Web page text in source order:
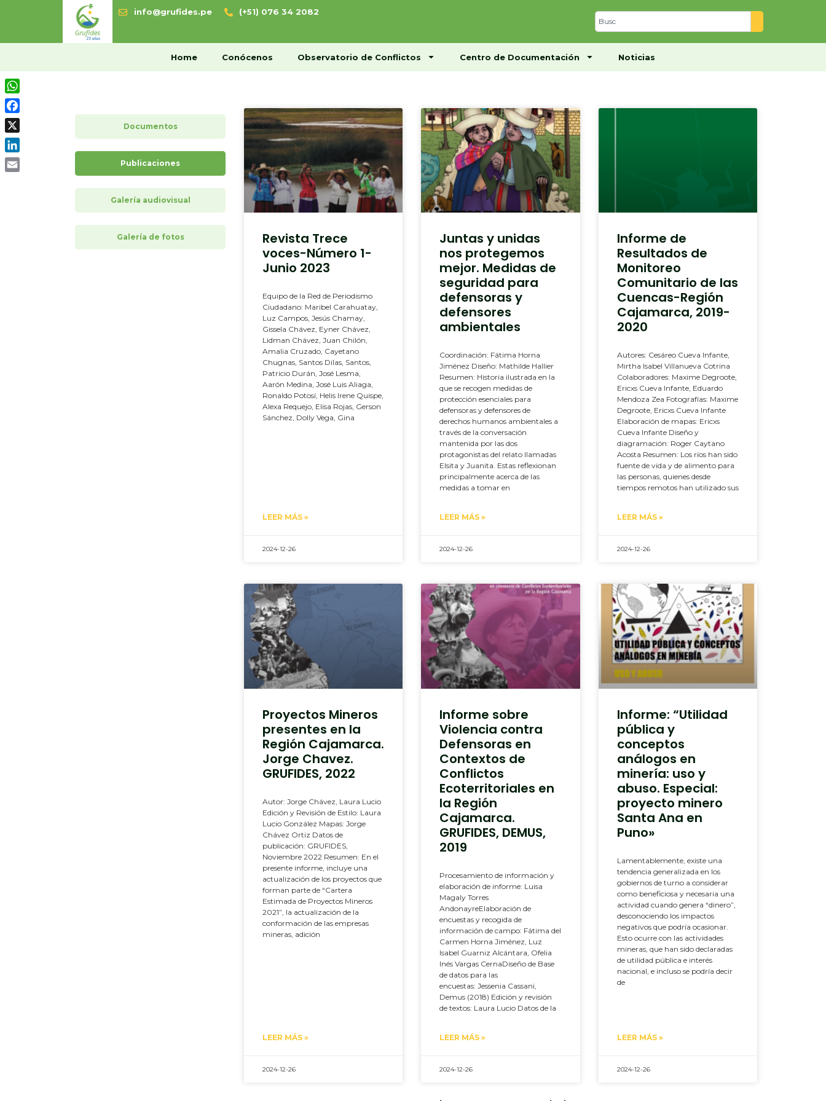
info@grufides.pe (+51) 076 34 2082
Home Conócenos Observatorio de Conflictos Centro de Documentación Noticias
Home Conócenos Centro de Documentación Noticias
Documentos
Publicaciones
Galería audiovisual
Galería de fotos
Revista Trece
voces-Número 1-
Junio 2023
Equipo de la Red de Periodismo
Ciudadano: Maribel Carahuatay,
Luz Campos, Jesús Chamay,
Gissela Chávez, Eyner Chávez,
Lidman Chávez, Juan Chilón,
Amalia Cruzado, Cayetano
Chugnas, Santos Dilas, Santos,
Patricio Durán, José Lesma,
Aarón Medina, José Luis Aliaga,
Ronaldo Potosí, Helis Irene Quispe,
Alexa Requejo, Elisa Rojas, Gerson
Sánchez, Dolly Vega, Gina
LEER MÁS »
2024-12-26
Juntas y unidas
nos protegemos
mejor. Medidas de
seguridad para
defensoras y
defensores
ambientales
Coordinación: Fátima Horna
Jiménez Diseño: Mathilde Hallier
Resumen: Historia ilustrada en la
que se recogen medidas de
protección esenciales para
defensoras y defensores de
derechos humanos ambientales a
través de la conversación
mantenida por las dos
protagonistas del relato llamadas
Elsita y Juanita. Estas reflexionan
principalmente acerca de las
medidas a tomar en
LEER MÁS »
2024-12-26
Informe de
Resultados de
Monitoreo
Comunitario de las
Cuencas-Región
Cajamarca, 2019-
2020
Autores: Cesáreo Cueva Infante,
Mirtha Isabel Villanueva Cotrina
Colaboradores: Maxime Degroote,
Ericxs Cueva Infante, Eduardo
Mendoza Zea Fotografías: Maxime
Degroote, Ericxs Cueva Infante
Elaboración de mapas: Ericxs
Cueva Infante Diseño y
diagramación: Roger Caytano
Acosta Resumen: Los ríos han sido
fuente de vida y de alimento para
las personas, quienes desde
tiempos remotos han utilizado sus
LEER MÁS »
2024-12-26
Proyectos Mineros
presentes en la
Región Cajamarca.
Jorge Chavez.
GRUFIDES, 2022
Autor: Jorge Chávez, Laura Lucio
Edición y Revisión de Estilo: Laura
Lucio González Mapas: Jorge
Chávez Ortiz Datos de
publicación: GRUFIDES,
Noviembre 2022 Resumen: En el
presente informe, incluye una
actualización de los proyectos que
forman parte de “Cartera
Estimada de Proyectos Mineros
2021”, la actualización de la
conformación de las empresas
mineras, adición
LEER MÁS »
2024-12-26
Informe sobre
Violencia contra
Defensoras en
Contextos de
Conflictos
Ecoterritoriales en
la Región
Cajamarca.
GRUFIDES, DEMUS,
2019
Procesamiento de información y
elaboración de informe: Luisa
Magaly Torres
AndonayreElaboración de
encuestas y recogida de
información de campo: Fátima del
Carmen Horna Jiménez, Luz
Isabel Guarniz Alcántara, Ofelia
Inés Vargas CernaDiseño de Base
de datos para las
encuestas: Jessenia Cassani,
Demus (2018) Edición y revisión
de textos: Laura Lucio Datos de la
LEER MÁS »
2024-12-26
Informe: “Utilidad
pública y
conceptos
análogos en
minería: uso y
abuso. Especial:
proyecto minero
Santa Ana en
Puno»
Lamentablemente, existe una
tendencia generalizada en los
gobiernos de turno a considerar
como beneficiosa y necesaria una
actividad cuando genera “dinero”,
desconociendo los impactos
negativos que podría ocasionar.
Esto ocurre con las actividades
mineras, que han sido declaradas
de utilidad pública e interés
nacional, e incluso se podría decir
de
LEER MÁS »
2024-12-26
WhatsApp
Facebook
X
LinkedIn